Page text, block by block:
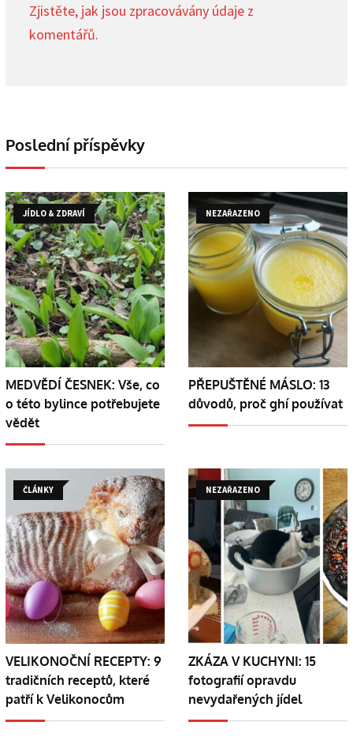
Zjistěte, jak jsou zpracovávány údaje z
komentářů.
Poslední příspěvky
JÍDLO & ZDRAVÍ
MEDVĚDÍ ČESNEK: Vše, co
o této bylince potřebujete
vědět
NEZAŘAZENO
PŘEPUŠTĚNÉ MÁSLO: 13
důvodů, proč ghí používat
ČLÁNKY
VELIKONOČNÍ RECEPTY: 9
tradičních receptů, které
patří k Velikonocům
NEZAŘAZENO
ZKÁZA V KUCHYNI: 15
fotografií opravdu
nevydařených jídel